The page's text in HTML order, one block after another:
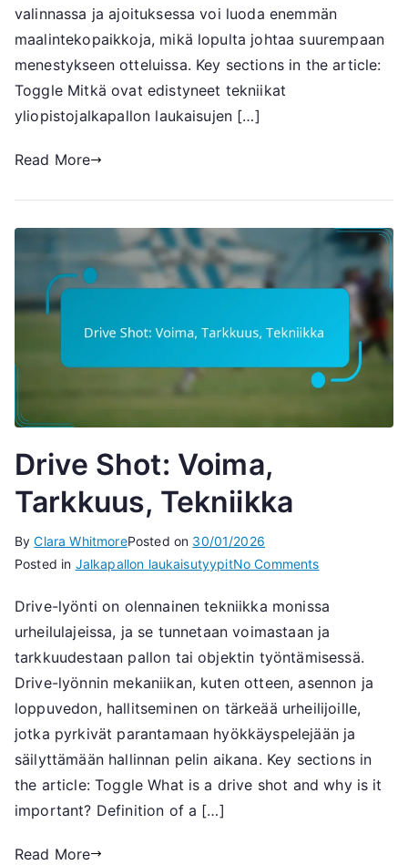
valinnassa ja ajoituksessa voi luoda enemmän
maalintekopaikkoja, mikä lopulta johtaa suurempaan
menestykseen otteluissa. Key sections in the article:
Toggle Mitkä ovat edistyneet tekniikat
yliopistojalkapallon laukaisujen […]
Read More
Drive Shot: Voima,
Tarkkuus, Tekniikka
ByClara WhitmorePosted on 30/01/2026
Posted in Jalkapallon laukaisutyypitNo Commentson
Shot:
Voima,
Tarkkuus,
Tekniikka
Drive-lyönti on olennainen tekniikka monissa
urheilulajeissa, ja se tunnetaan voimastaan ja
tarkkuudestaan pallon tai objektin työntämisessä.
Drive-lyönnin mekaniikan, kuten otteen, asennon ja
loppuvedon, hallitseminen on tärkeää urheilijoille,
jotka pyrkivät parantamaan hyökkäyspelejään ja
säilyttämään hallinnan pelin aikana. Key sections in
the article: Toggle What is a drive shot and why is it
important? Definition of a […]
Read More